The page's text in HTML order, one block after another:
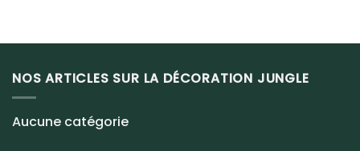
NOS ARTICLES SUR LA DÉCORATION JUNGLE
Aucune catégorie